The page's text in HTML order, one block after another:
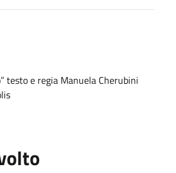
testo e regia Manuela Cherubini